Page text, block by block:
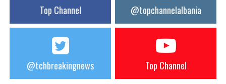
Top Channel @topchannelalbania
@tchbreakingnews Top Channel